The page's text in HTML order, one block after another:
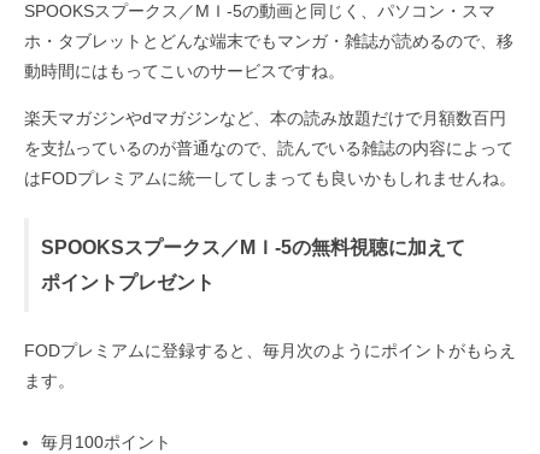
SPOOKSスプークス／MＩ-5の動画と同じく、パソコン・スマ
ホ・タブレットとどんな端末でもマンガ・雑誌が読めるので、移
動時間にはもってこいのサービスですね。
楽天マガジンやdマガジンなど、本の読み放題だけで月額数百円
を支払っているのが普通なので、読んでいる雑誌の内容によって
はFODプレミアムに統一してしまっても良いかもしれませんね。
SPOOKSスプークス／MＩ-5の無料視聴に加えて
ポイントプレゼント
FODプレミアムに登録すると、毎月次のようにポイントがもらえ
ます。
毎月100ポイント